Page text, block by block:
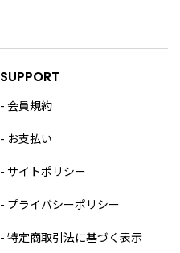
SUPPORT
会員規約
お支払い
サイトポリシー
プライバシーポリシー
特定商取引法に基づく表示